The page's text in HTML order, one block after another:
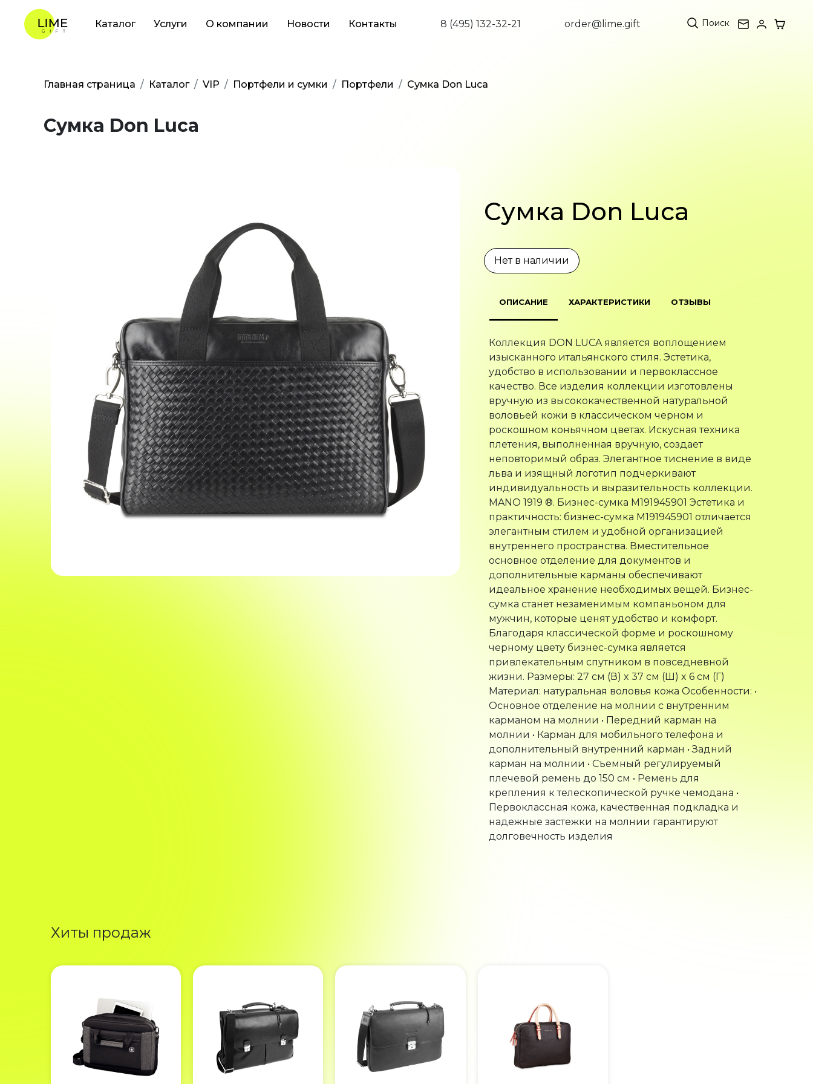
Каталог Услуги О компании Новости Контакты 8 (495) 132-32-21 order@lime.gift Поиск
Главная страница Каталог VIP Портфели и сумки Портфели Сумка Don Luca
Сумка Don Luca
Сумка Don Luca
Нет в наличии
ОПИСАНИЕ ХАРАКТЕРИСТИКИ ОТЗЫВЫ
Коллекция DON LUCA является воплощением
изысканного итальянского стиля. Эстетика,
удобство в использовании и первоклассное
качество. Все изделия коллекции изготовлены
вручную из высококачественной натуральной
воловьей кожи в классическом черном и
роскошном коньячном цветах. Искусная техника
плетения, выполненная вручную, создает
неповторимый образ. Элегантное тиснение в виде
льва и изящный логотип подчеркивают
индивидуальность и выразительность коллекции.
MANO 1919 ®. Бизнес-сумка M191945901 Эстетика и
практичность: бизнес-сумка M191945901 отличается
элегантным стилем и удобной организацией
внутреннего пространства. Вместительное
основное отделение для документов и
дополнительные карманы обеспечивают
идеальное хранение необходимых вещей. Бизнес-
сумка станет незаменимым компаньоном для
мужчин, которые ценят удобство и комфорт.
Благодаря классической форме и роскошному
черному цвету бизнес-сумка является
привлекательным спутником в повседневной
жизни. Размеры: 27 см (В) x 37 см (Ш) x 6 см (Г)
Материал: натуральная воловья кожа Особенности: •
Основное отделение на молнии с внутренним
карманом на молнии • Передний карман на
молнии • Карман для мобильного телефона и
дополнительный внутренний карман • Задний
карман на молнии • Съемный регулируемый
плечевой ремень до 150 см • Ремень для
крепления к телескопической ручке чемодана •
Первоклассная кожа, качественная подкладка и
надежные застежки на молнии гарантируют
долговечность изделия
Хиты продаж